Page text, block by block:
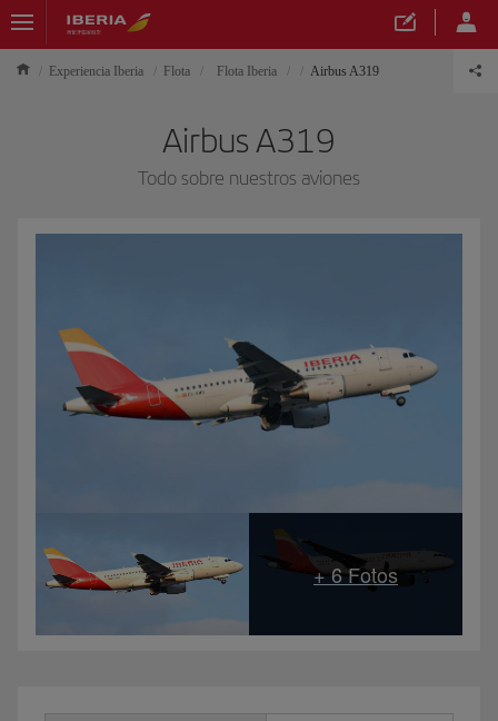
Experiencia Iberia Flota Flota Iberia Airbus A319
Airbus A319
Todo sobre nuestros aviones